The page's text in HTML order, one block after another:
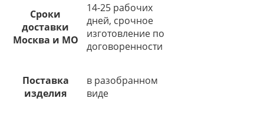
Сроки
доставки
Москва и МО
14-25 рабочих
дней, срочное
изготовление по
договоренности
Поставка
изделия
в разобранном
виде